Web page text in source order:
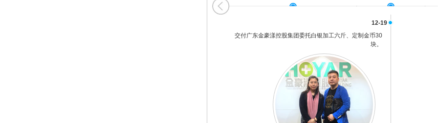
12-19
交付广东金豪漾控股集团委托白银加工六斤、定制金币30
块。